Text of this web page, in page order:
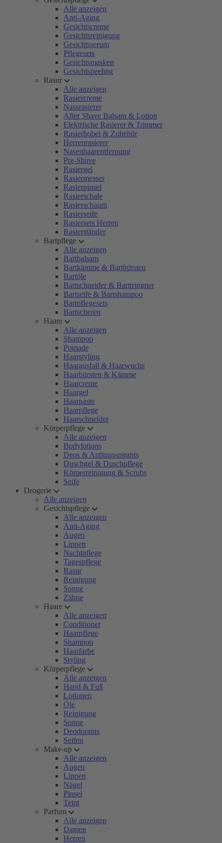
Alle anzeigen
Anti-Aging
Gesichtscreme
Gesichtsreinigung
Gesichtsserum
Pflegesets
Gesichtsmasken
Gesichtspeeling
Rasur
Alle anzeigen
Rasiercreme
Nassrasierer
After Shave Balsam & Lotion
Elektrische Rasierer & Trimmer
Rasierhobel & Zubehör
Herrenrasierer
Nasenhaarentfernung
Pre-Shave
Rasiergel
Rasiermesser
Rasierpinsel
Rasierschale
Rasierschaum
Rasierseife
Rasiersets Herren
Rasierständer
Bartpflege
Alle anzeigen
Bartbalsam
Bartkämme & Bartbürsten
Bartöle
Bartschneider & Barttrimmer
Bartseife & Bartshampoo
Bartpflegesets
Bartscheren
Haare
Alle anzeigen
Shampoo
Pomade
Haarstyling
Haarausfall & Haarwuchs
Haarbürsten & Kämme
Haarcreme
Haargel
Haarpaste
Haarpflege
Haarschneider
Körperpflege
Alle anzeigen
Bodylotions
Deos & Antitranspirants
Duschgel & Duschpflege
Körperreinigung & Scrubs
Seife
Drogerie
Alle anzeigen
Gesichtspflege
Alle anzeigen
Anti-Aging
Augen
Lippen
Nachtpflege
Tagespflege
Rasur
Reinigung
Sonne
Zähne
Haare
Alle anzeigen
Conditioner
Haarpflege
Shampoo
Haarfarbe
Styling
Körperpflege
Alle anzeigen
Hand & Fuß
Lotionen
Öle
Reinigung
Sonne
Deodorants
Seifen
Make-up
Alle anzeigen
Augen
Lippen
Nägel
Pinsel
Teint
Parfum
Alle anzeigen
Damen
Herren